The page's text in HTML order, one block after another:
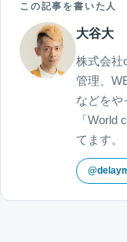
この記事を書いた人
大谷大
株式会社
管理、
などをや
「World
てます。